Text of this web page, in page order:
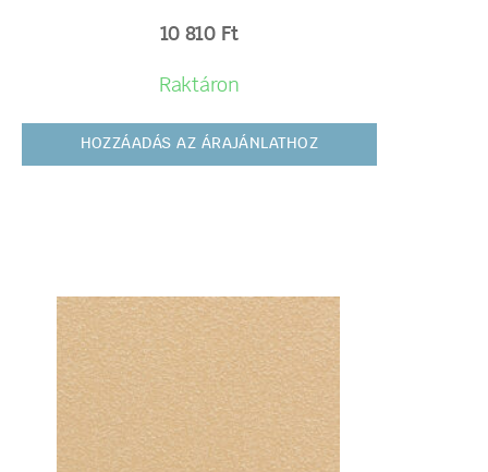
10 810 Ft
Raktáron
HOZZÁADÁS AZ ÁRAJÁNLATHOZ